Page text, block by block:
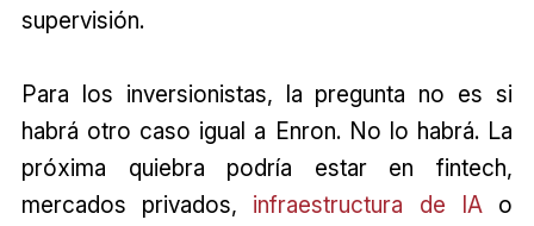
supervisión.
Para los inversionistas, la pregunta no es si
habrá otro caso igual a Enron. No lo habrá. La
próxima quiebra podría estar en fintech,
mercados privados, infraestructura de IAo